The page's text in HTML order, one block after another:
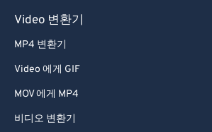
Video 변환기
MP4 변환기
Video 에게 GIF
MOV 에게 MP4
비디오 변환기